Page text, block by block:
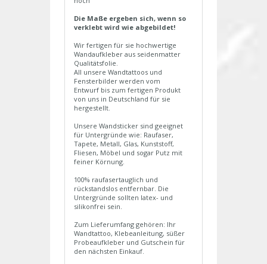
Die Maße ergeben sich, wenn so
verklebt wird wie abgebildet!
Wir fertigen für sie hochwertige
Wandaufkleber aus seidenmatter
Qualitätsfolie.
All unsere Wandtattoos und
Fensterbilder werden vom
Entwurf bis zum fertigen Produkt
von uns in Deutschland für sie
hergestellt.
Unsere Wandsticker sind geeignet
für Untergründe wie: Raufaser,
Tapete, Metall, Glas, Kunststoff,
Fliesen, Möbel und sogar Putz mit
feiner Körnung.
100% raufasertauglich und
rückstandslos entfernbar. Die
Untergründe sollten latex- und
silikonfrei sein.
Zum Lieferumfang gehören: Ihr
Wandtattoo, Klebeanleitung, süßer
Probeaufkleber und Gutschein für
den nächsten Einkauf.